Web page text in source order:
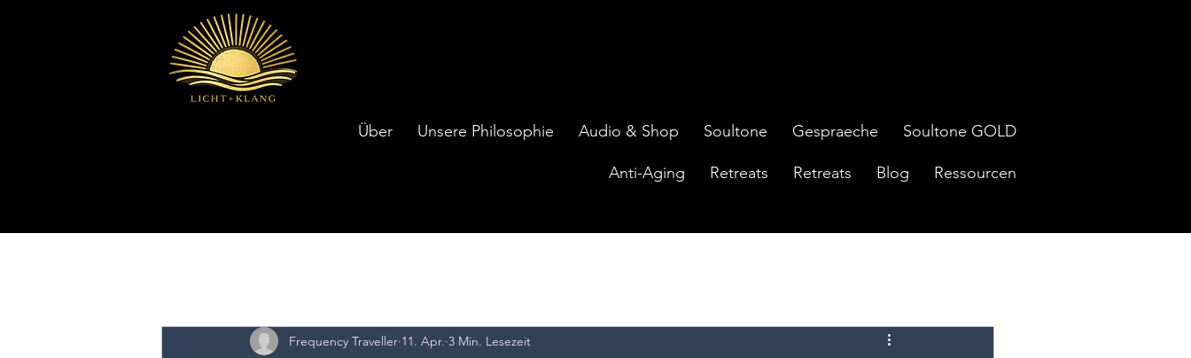
Über Unsere Philosophie Audio & Shop Soultone Gespraeche Soultone GOLD
Anti-Aging Retreats Retreats Blog Ressourcen
Frequency Traveller 11. Apr. 3 Min. Lesezeit